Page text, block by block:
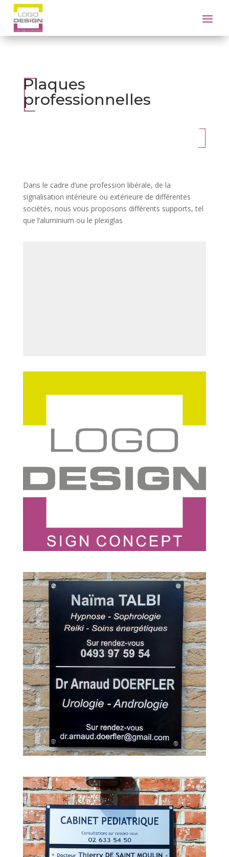
Plaques
professionnelles
Dans le cadre d’une profession libérale, de la
signalisation intérieure ou extérieure de différentes
sociétés, nous vous proposons différents supports, tel
que l’aluminium ou le plexiglas